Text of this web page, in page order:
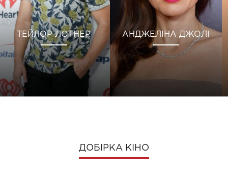
ТЕЙЛОР ЛОТНЕР АНДЖЕЛІНА ДЖОЛІ
ДОБІРКА КІНО